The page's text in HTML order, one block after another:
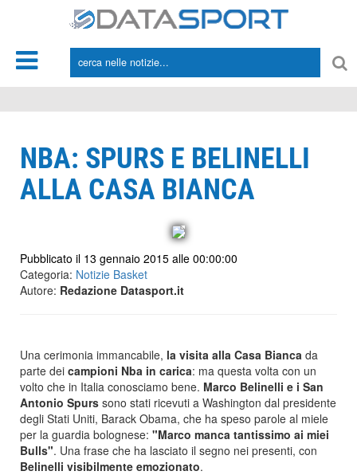
NBA: SPURS E BELINELLI
ALLA CASA BIANCA
Pubblicato il 13 gennaio 2015 alle 00:00:00
Categoria: Notizie Basket
Autore: Redazione Datasport.it
Una cerimonia immancabile, la visita alla Casa Bianca da
parte dei campioni Nba in carica: ma questa volta con un
volto che in Italia conosciamo bene. Marco Belinelli e i San
Antonio Spurs sono stati ricevuti a Washington dal presidente
degli Stati Uniti, Barack Obama, che ha speso parole al miele
per la guardia bolognese: "Marco manca tantissimo ai miei
Bulls". Una frase che ha lasciato il segno nei presenti, con
Belinelli visibilmente emozionato.